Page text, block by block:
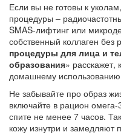
Если вы не готовы к
процедуры –
SMAS‑лифтинг или
собственный коллаген без
процедуры для лица и
образования» расскажет,
домашнему
Не забывайте про образ
включайте в рацион
спите не менее 7 часов.
кожу изнутри и